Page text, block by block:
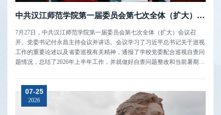
中共汉江师范学院第一届委员会第七次全体（扩大）会议召开
7月27日，中共汉江师范学院第一届委员会第七次全体（扩大）会议召
开。党委书记付永昌主持会议并讲话。会议学习了习近平总书记关于巡视
工作的重要论述以及省委巡视有关精神，通报了学校党委配合巡视自查问
题情况，总结了2026年上半年工作，并就做好自查问题整改和当前暑期重
视整改的极端重要性和现实紧迫性，坚持把学习、研究、实践作为全体教
职员工的工作和生...
07-25
2026